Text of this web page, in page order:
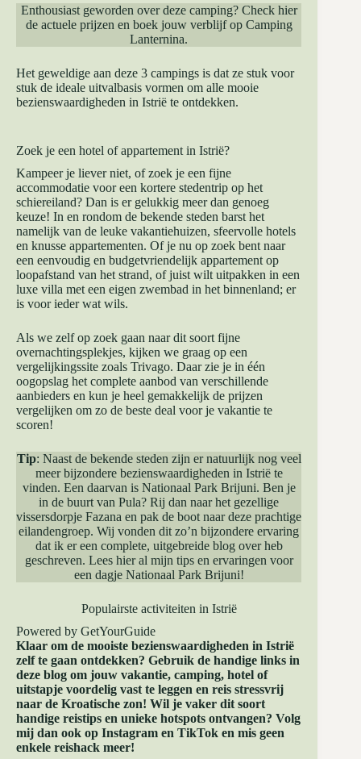
Enthousiast geworden over deze camping? Check hier
de actuele prijzen en boek jouw verblijf op Camping
Lanternina.
Het geweldige aan deze 3 campings is dat ze stuk voor
stuk de ideale uitvalbasis vormen om alle mooie
bezienswaardigheden in Istrië te ontdekken.
Zoek je een hotel of appartement in Istrië?
Kampeer je liever niet, of zoek je een fijne
accommodatie voor een kortere stedentrip op het
schiereiland? Dan is er gelukkig meer dan genoeg
keuze! In en rondom de bekende steden barst het
namelijk van de leuke vakantiehuizen, sfeervolle hotels
en knusse appartementen. Of je nu op zoek bent naar
een eenvoudig en budgetvriendelijk appartement op
loopafstand van het strand, of juist wilt uitpakken in een
luxe villa met een eigen zwembad in het binnenland; er
is voor ieder wat wils.
Als we zelf op zoek gaan naar dit soort fijne
overnachtingsplekjes, kijken we graag op een
vergelijkingssite zoals Trivago. Daar zie je in één
oogopslag het complete aanbod van verschillende
aanbieders en kun je heel gemakkelijk de prijzen
vergelijken om zo de beste deal voor je vakantie te
scoren!
Tip: Naast de bekende steden zijn er natuurlijk nog veel
meer bijzondere bezienswaardigheden in Istrië te
vinden. Een daarvan is Nationaal Park Brijuni. Ben je
in de buurt van Pula? Rij dan naar het gezellige
vissersdorpje Fazana en pak de boot naar deze prachtige
eilandengroep. Wij vonden dit zo’n bijzondere ervaring
dat ik er een complete, uitgebreide blog over heb
geschreven. Lees hier al mijn tips en ervaringen voor
een dagje Nationaal Park Brijuni!
Populairste activiteiten in Istrië
Powered by GetYourGuide
Klaar om de mooiste bezienswaardigheden in Istrië
zelf te gaan ontdekken? Gebruik de handige links in
deze blog om jouw vakantie, camping, hotel of
uitstapje voordelig vast te leggen en reis stressvrij
naar de Kroatische zon! Wil je vaker dit soort
handige reistips en unieke hotspots ontvangen? Volg
mij dan ook op Instagram en TikTok en mis geen
enkele reishack meer!